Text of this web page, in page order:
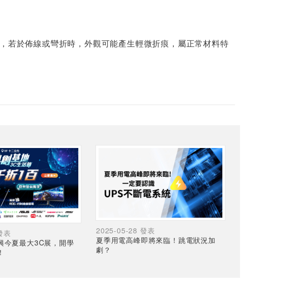
於佈線或彎折時，外觀可能產生輕微折痕，屬正常材料特
表
今夏最大3C展，開學
2025-05-28 發表
夏季用電高峰即將來臨！跳電狀況加
劇？